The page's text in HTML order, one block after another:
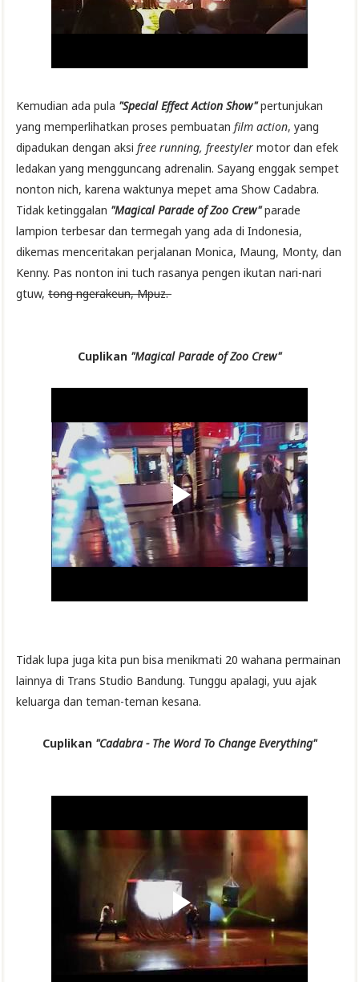
Kemudian ada pula "Special Effect Action Show"pertunjukan
yang memperlihatkan proses pembuatan film action, yang
dipadukan dengan aksi free running, freestyler motor dan efek
ledakan yang mengguncang adrenalin. Sayang enggak sempet
nonton nich, karena waktunya mepet ama Show Cadabra.
Tidak ketinggalan "Magical Parade of Zoo Crew"parade
lampion terbesar dan termegah yang ada di Indonesia,
dikemas menceritakan perjalanan Monica, Maung, Monty, dan
Kenny. Pas nonton ini tuch rasanya pengen ikutan nari-nari
gtuw, tong ngerakeun, Mpuz.
Cuplikan "Magical Parade of Zoo Crew"
Tidak lupa juga kita pun bisa menikmati 20 wahana permainan
lainnya di Trans Studio Bandung. Tunggu apalagi, yuu ajak
keluarga dan teman-teman kesana.
Cuplikan "Cadabra - The Word To Change Everything"